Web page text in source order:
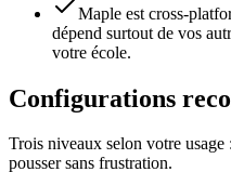
Maple est cross-
dépend surtout de vos
votre école.
Configurations
Trois niveaux selon votre
pousser sans frustration.